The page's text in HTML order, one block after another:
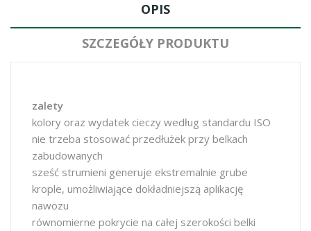
OPIS
SZCZEGÓŁY PRODUKTU
zalety
kolory oraz wydatek cieczy według standardu ISO
nie trzeba stosować przedłużek przy belkach
zabudowanych
sześć strumieni generuje ekstremalnie grube
krople, umożliwiające dokładniejszą aplikację
nawozu
równomierne pokrycie na całej szerokości belki